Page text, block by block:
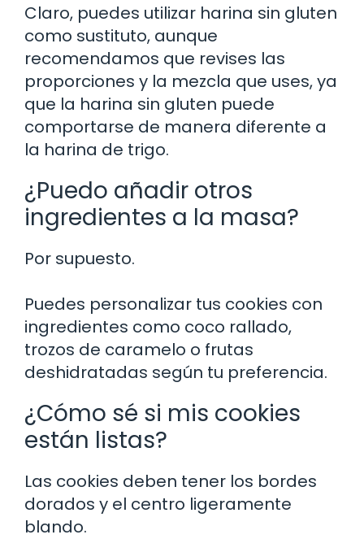
Claro, puedes utilizar harina sin gluten
como sustituto, aunque
recomendamos que revises las
proporciones y la mezcla que uses, ya
que la harina sin gluten puede
comportarse de manera diferente a
la harina de trigo.
¿Puedo añadir otros
ingredientes a la masa?
Por supuesto.
Puedes personalizar tus cookies con
ingredientes como coco rallado,
trozos de caramelo o frutas
deshidratadas según tu preferencia.
¿Cómo sé si mis cookies
están listas?
Las cookies deben tener los bordes
dorados y el centro ligeramente
blando.